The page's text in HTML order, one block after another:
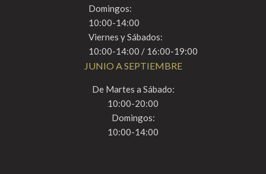
Domingos:
10:00-14:00
Viernes y Sábados:
10:00-14:00 / 16:00-19:00
JUNIO A SEPTIEMBRE
De Martes a Sábado:
10:00-20:00
Domingos:
10:00-14:00